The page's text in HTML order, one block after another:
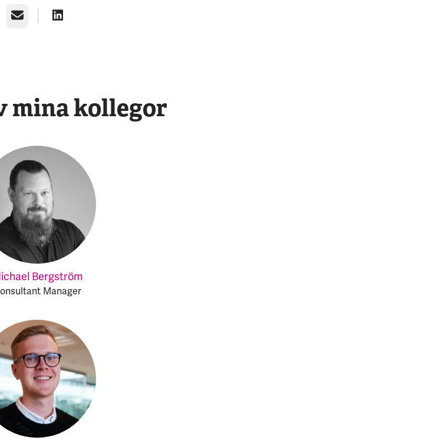
E-post
mina kollegor
Bergström
Manager